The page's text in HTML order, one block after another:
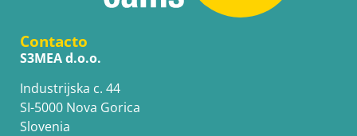
Contacto
S3MEA d.o.o.
Industrijska c. 44
SI-5000 Nova Gorica
Slovenia